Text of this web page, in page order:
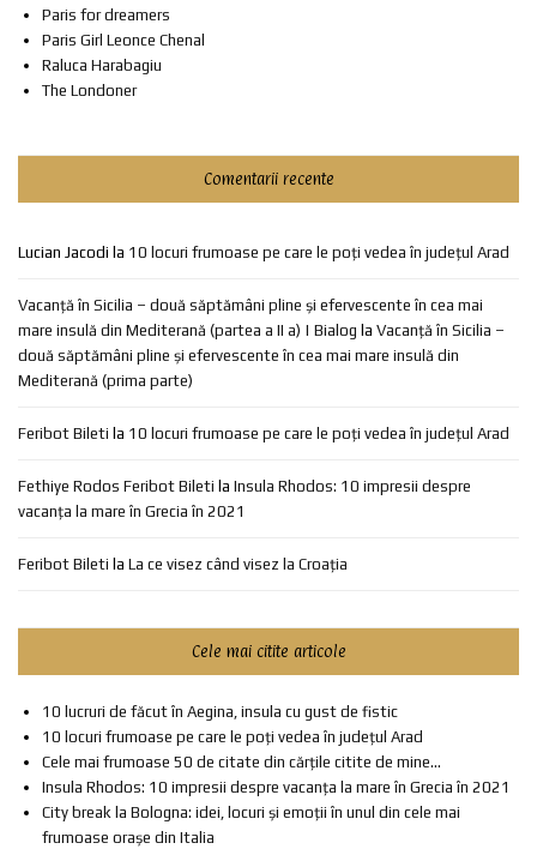
Paris for dreamers
Paris Girl Leonce Chenal
Raluca Harabagiu
The Londoner
Comentarii recente
Lucian Jacodi la 10 locuri frumoase pe care le poți vedea în județul Arad
Vacanță în Sicilia – două săptămâni pline și efervescente în cea mai
mare insulă din Mediterană (partea a II a) | Bialog la Vacanță în Sicilia –
două săptămâni pline și efervescente în cea mai mare insulă din
Mediterană (prima parte)
Feribot Bileti la 10 locuri frumoase pe care le poți vedea în județul Arad
Fethiye Rodos Feribot Bileti la Insula Rhodos: 10 impresii despre
vacanța la mare în Grecia în 2021
Feribot Bileti la La ce visez când visez la Croația
Cele mai citite articole
10 lucruri de făcut în Aegina, insula cu gust de fistic
10 locuri frumoase pe care le poți vedea în județul Arad
Cele mai frumoase 50 de citate din cărțile citite de mine...
Insula Rhodos: 10 impresii despre vacanța la mare în Grecia în 2021
City break la Bologna: idei, locuri și emoții în unul din cele mai
frumoase orașe din Italia